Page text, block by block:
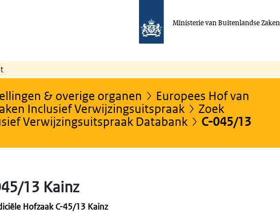
Ministerie van Buitenlandse Zaken
& overige organen
Europees Hof van
Inclusief Verwijzingsuitspraak
Zoek
Verwijzingsuitspraak Databank
C-045/13
13 Kainz
Hofzaak C-45/13 Kainz